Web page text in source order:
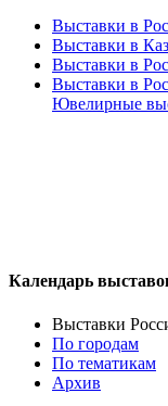
Выставки в
Выставки в
Выставки в
Выставки в
Ювелирные
Календарь
Выставки
По городам
По тематикам
Архив